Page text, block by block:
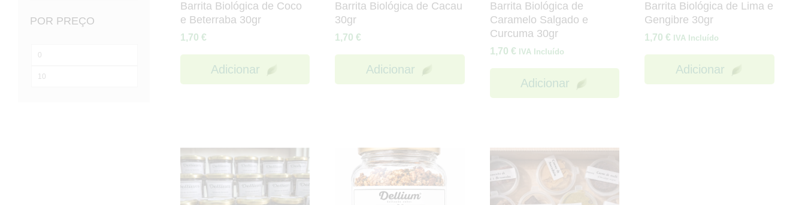
Barrita Biológica de Coco
e Beterraba 30gr
1,70 €
Adicionar
Barrita Biológica de Cacau
30gr
1,70€
Adicionar
Barrita Biológica de
Caramelo Salgado e
Curcuma 30gr
1,70 € IVA Incluído
Adicionar
Barrita Biológica de Lima e
Gengibre 30gr
1,70€ IVA Incluído
Adicionar
POR PREÇO
Preço
Preço